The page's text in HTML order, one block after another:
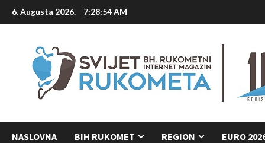
Skip
to
6. Augusta 2026. 7:28:54 AM
NASLOVNA BIH RUKOMET REGION EURO